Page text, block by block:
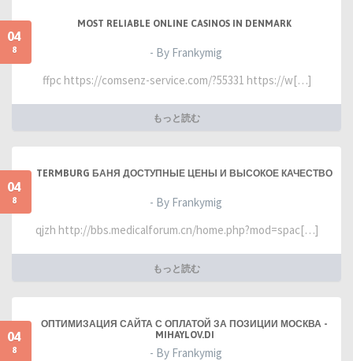
04
8
MOST RELIABLE ONLINE CASINOS IN DENMARK
- By Frankymig
ffpc https://comsenz-service.com/?55331 https://w[…]
もっと読む
04
8
TERMBURG БАНЯ ДОСТУПНЫЕ ЦЕНЫ И ВЫСОКОЕ КАЧЕСТВО
- By Frankymig
qjzh http://bbs.medicalforum.cn/home.php?mod=spac[…]
もっと読む
04
8
ОПТИМИЗАЦИЯ САЙТА С ОПЛАТОЙ ЗА ПОЗИЦИИ МОСКВА -
MIHAYLOV.DI
- By Frankymig